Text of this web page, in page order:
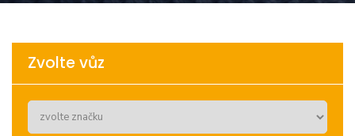
Zvolte vůz